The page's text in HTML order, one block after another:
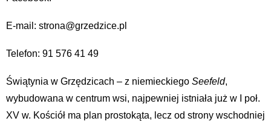
E-mail: strona@grzedzice.pl
Telefon: 91 576 41 49
Świątynia w Grzędzicach – z niemieckiego Seefeld,
wybudowana w centrum wsi, najpewniej istniała już w I poł.
XV w. Kościół ma plan prostokąta, lecz od strony wschodniej